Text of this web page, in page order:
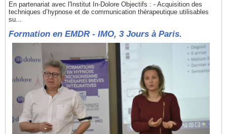
En partenariat avec l'Institut In-Dolore Objectifs : - Acquisition des
techniques d’hypnose et de communication thérapeutique utilisables
su...
Formation en EMDR - IMO, 3 Jours à Paris.